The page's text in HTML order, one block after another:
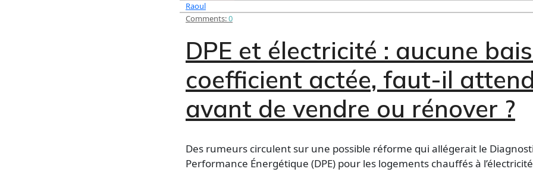
Raoul
Comments:0
DPE et électricité : aucune
coefficient actée, faut-il
avant de vendre ou rénover ?
Des rumeurs circulent sur une possible réforme qui allégerait le
Performance Énergétique (DPE) pour les logements chauffés à